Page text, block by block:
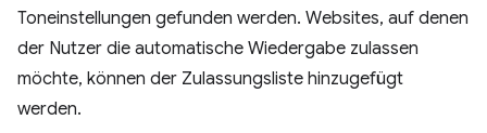
Toneinstellungen gefunden werden. Websites, auf denen
der Nutzer die automatische Wiedergabe zulassen
möchte, können der Zulassungsliste hinzugefügt
werden.